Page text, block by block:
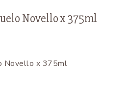
Novello x 375ml
Novello x 375ml